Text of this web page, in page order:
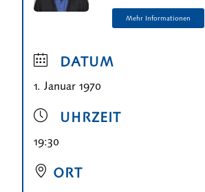
DATUM
1. Januar 1970
UHRZEIT
19:30
ORT